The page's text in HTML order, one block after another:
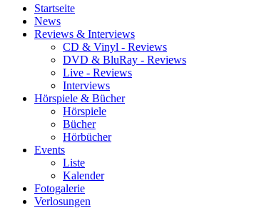
Startseite
News
Reviews & Interviews
CD & Vinyl - Reviews
DVD & BluRay - Reviews
Live - Reviews
Interviews
Hörspiele & Bücher
Hörspiele
Bücher
Hörbücher
Events
Liste
Kalender
Fotogalerie
Verlosungen